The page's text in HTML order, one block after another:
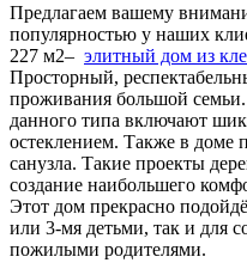
Предлагаем вашему
популярностью у наших
227 м2– элитный дом из
Просторный,
проживания большой
данного типа включают
остеклением. Также в доме
санузла. Такие проекты
создание наибольшего
Этот дом прекрасно
или 3-мя детьми, так и для
пожилыми родителями.